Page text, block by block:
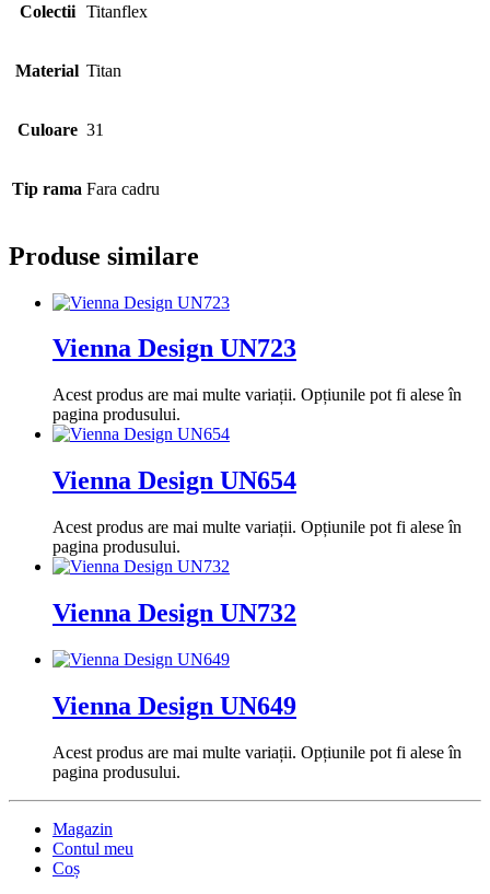
Colectii Titanflex
Material Titan
Culoare 31
Tip rama Fara cadru
Produse similare
Vienna Design UN723
Acest produs are mai multe variații. Opțiunile pot fi alese în
pagina produsului.
Vienna Design UN654
Acest produs are mai multe variații. Opțiunile pot fi alese în
pagina produsului.
Vienna Design UN732
Vienna Design UN649
Acest produs are mai multe variații. Opțiunile pot fi alese în
pagina produsului.
Magazin
Contul meu
Coș